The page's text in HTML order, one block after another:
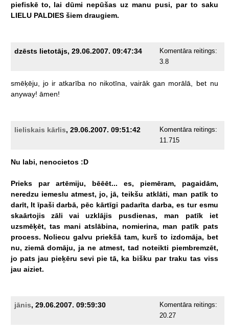
piefiskē to, lai dūmi nepūšas uz manu pusi, par to saku
LIELU PALDIES šiem draugiem.
dzēsts lietotājs, 29.06.2007. 09:47:34
Komentāra reitings:
3.8
smēķēju, jo ir atkarība no nikotīna, vairāk gan morālā, bet nu
anyway! āmen!
lieliskais kārlis, 29.06.2007. 09:51:42
Komentāra reitings:
11.715
Nu labi, nenocietos :D
Prieks par artēmiju, bēēēt... es, piemēram,
pagaidām,
neredzu iemeslu atmest, jo, jā, teikšu atklāti, man patīk to
darīt, It īpaši darbā, pēc kārtīgi padarīta darba, es tur esmu
skaārtojis
zāli vai uzklājis pusdienas, man patīk
iet
uzsmēķēt, tas mani atslābina, nomierina, man patīk pats
process. Noliecu galvu priekšā tam, kurš to izdomāja, bet
nu, ziemā domāju, ja ne atmest, tad noteikti piembremzēt,
jo pats jau pieķēru sevi pie tā, ka bišku par traku tas viss
jau aiziet.
jānis, 29.06.2007. 09:59:30
Komentāra reitings:
20.27